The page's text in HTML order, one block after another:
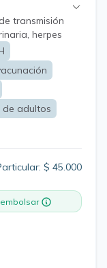
transmisión
herpes
del viajero y
del viajero,
de adultos
$ 45.000